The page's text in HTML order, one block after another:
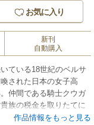
お気に入り
新刊
自動購入
ている18世紀のベルサ
された日本の女子高
仲間である騎士クウガ
族の税金を取りたてに
を感じてしまった璃羽
作品情報をもっと見る